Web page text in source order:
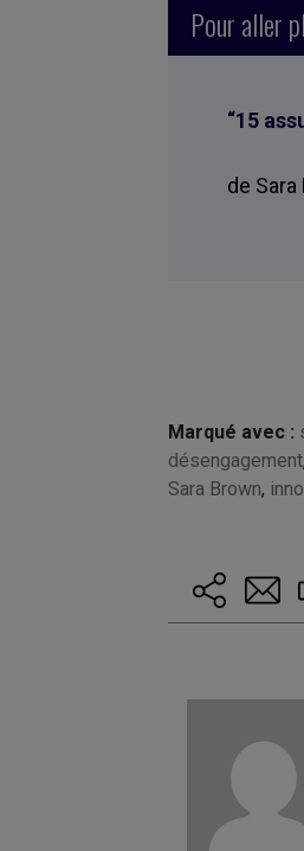
Pour aller
“15
de
Marqué avec :
désengagement,
Sara Brown,